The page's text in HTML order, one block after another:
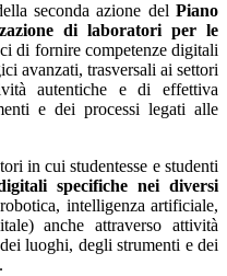
seconda azione delPiano
di laboratori per le
di fornire competenze digitali
avanzati, trasversali ai settori
autentiche e di effettiva
e dei processi legati alle
in cui studentesse e studenti
specifiche nei diversi
intelligenza artificiale,
anche attraverso attività
luoghi, degli strumenti e dei